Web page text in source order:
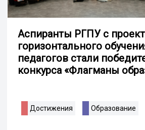
Аспиранты РГПУ с
горизонтального
педагогов стали
конкурса «Флагманы
Достижения Образование